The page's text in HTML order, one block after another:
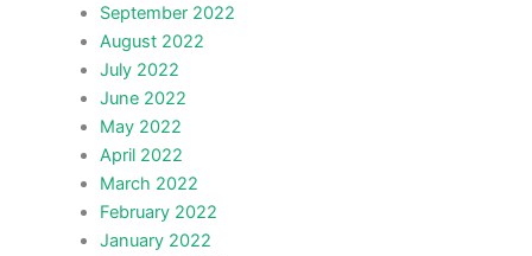
September 2022
August 2022
July 2022
June 2022
May 2022
April 2022
March 2022
February 2022
January 2022